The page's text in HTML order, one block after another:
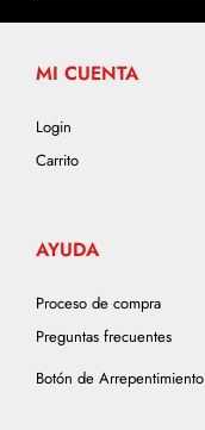
MI CUENTA
Login
Carrito
AYUDA
Proceso de compra
Preguntas frecuentes
Botón de Arrepentimiento